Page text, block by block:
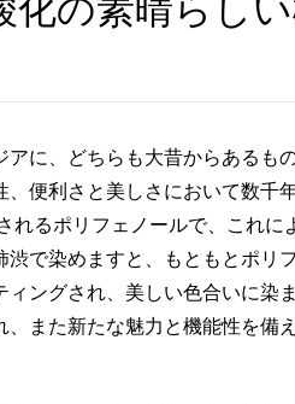
アに、どちらも大昔からあるも
便利さと美しさにおいて数千
れるポリフェノールで、これに
で染めますと、もともとポリ
ングされ、美しい色合いに染
また新たな魅力と機能性を備